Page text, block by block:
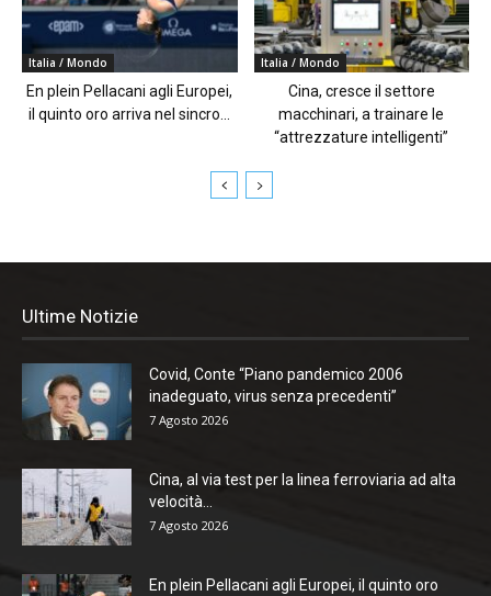
Italia / Mondo
En plein Pellacani agli Europei,
il quinto oro arriva nel sincro...
Italia / Mondo
Cina, cresce il settore
macchinari, a trainare le
“attrezzature intelligenti”
Ultime Notizie
Covid, Conte “Piano pandemico 2006
inadeguato, virus senza precedenti”
7 Agosto 2026
Cina, al via test per la linea ferroviaria ad alta
velocità...
7 Agosto 2026
En plein Pellacani agli Europei, il quinto oro